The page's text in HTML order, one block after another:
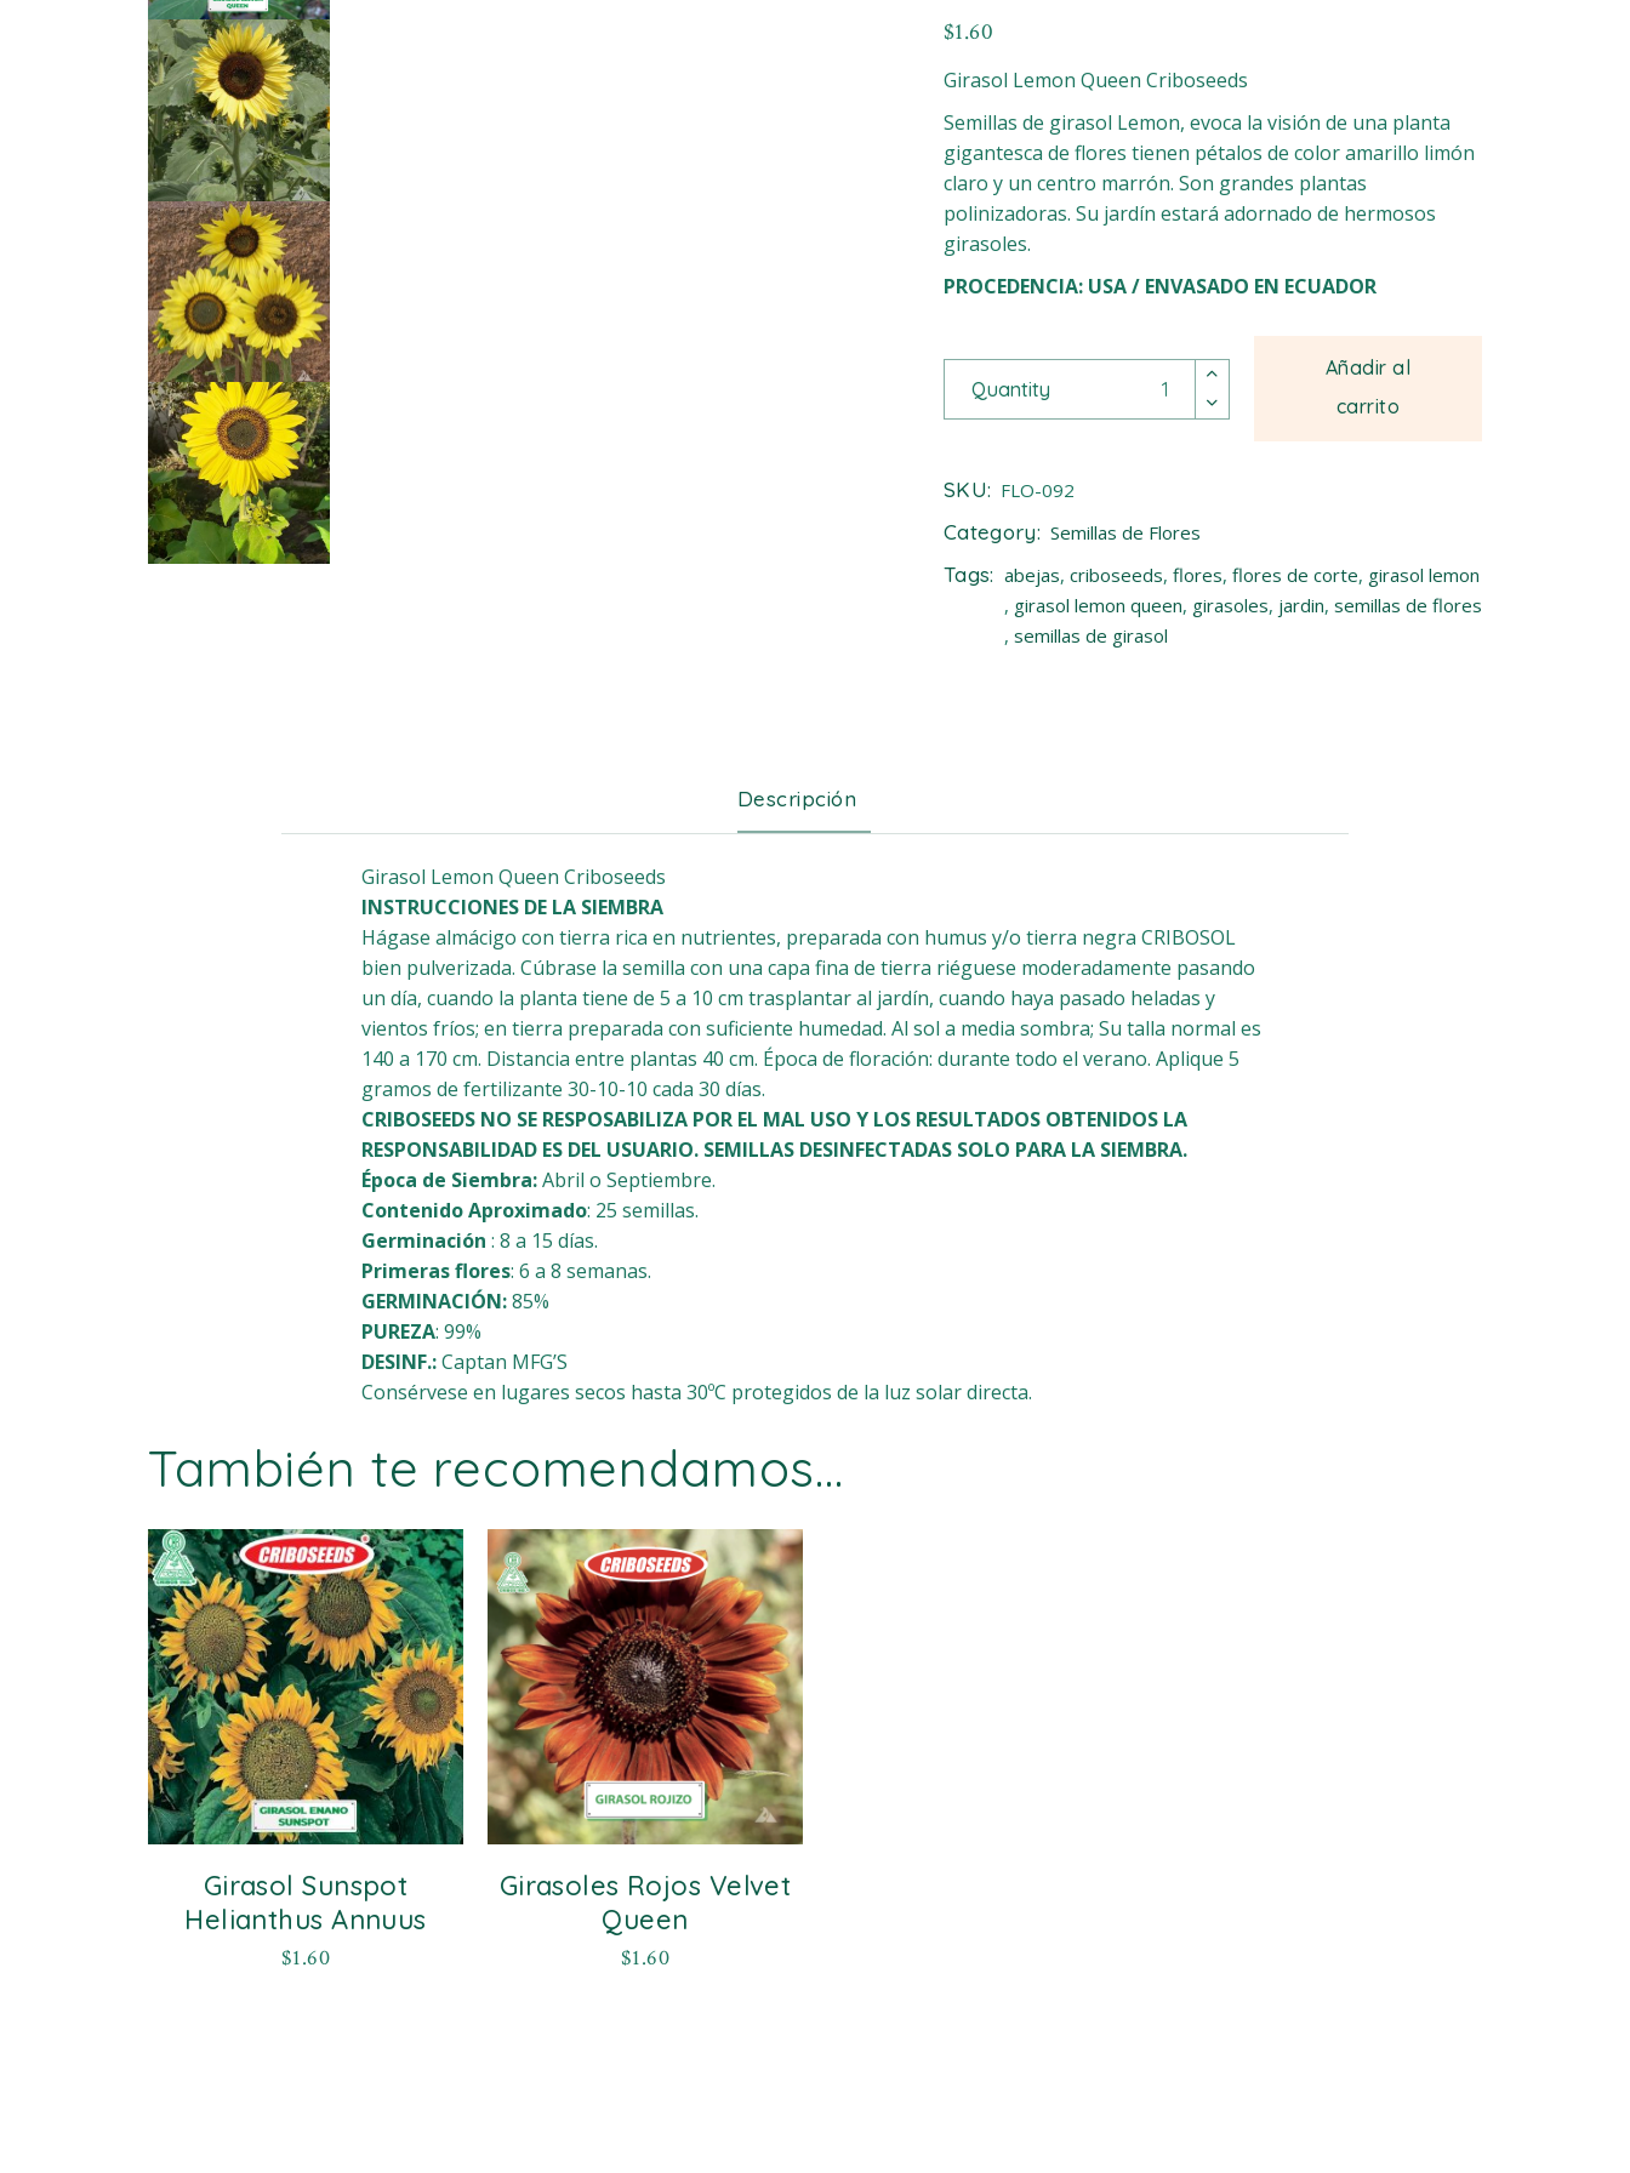
$1.60
Girasol Lemon Queen Criboseeds
Semillas de girasol Lemon, evoca la visión de una planta
gigantesca de flores tienen pétalos de color amarillo limón
claro y un centro marrón. Son grandes plantas
polinizadoras. Su jardín estará adornado de hermosos
girasoles.
PROCEDENCIA: USA / ENVASADO EN ECUADOR
Girasol Lemon Queen Helianthus Annuus quantity
Quantity
Añadir al
carrito
SKU: FLO-092
Category: Semillas de Flores
Tags: abejas, criboseeds, flores, flores de corte, girasol lemon
, girasol lemon queen, girasoles, jardin, semillas de flores
, semillas de girasol
Descripción
Girasol Lemon Queen Criboseeds
INSTRUCCIONES DE LA SIEMBRA
Hágase almácigo con tierra rica en nutrientes, preparada con humus y/o tierra negra CRIBOSOL
bien pulverizada. Cúbrase la semilla con una capa fina de tierra riéguese moderadamente pasando
un día, cuando la planta tiene de 5 a 10 cm trasplantar al jardín, cuando haya pasado heladas y
vientos fríos; en tierra preparada con suficiente humedad. Al sol a media sombra; Su talla normal es
140 a 170 cm. Distancia entre plantas 40 cm. Época de floración: durante todo el verano. Aplique 5
gramos de fertilizante 30-10-10 cada 30 días.
CRIBOSEEDS NO SE RESPOSABILIZA POR EL MAL USO Y LOS RESULTADOS OBTENIDOS LA
RESPONSABILIDAD ES DEL USUARIO. SEMILLAS DESINFECTADAS SOLO PARA LA SIEMBRA.
Época de Siembra:Abril o Septiembre.
Contenido Aproximado: 25 semillas.
Germinación : 8 a 15 días.
Primeras flores: 6 a 8 semanas.
GERMINACIÓN:85%
PUREZA: 99%
DESINF.:Captan MFG’S
Consérvese en lugares secos hasta 30ºC protegidos de la luz solar directa.
También te recomendamos…
Girasol Sunspot
Helianthus Annuus
$1.60
Girasoles Rojos Velvet
Queen
$1.60